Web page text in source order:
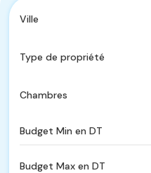
Ville
Type de propriété
Chambres